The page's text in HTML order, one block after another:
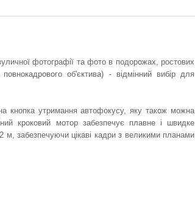
фотографії та фото в подорожах, ростових
об'єктива) - відмінний вибір для
кнопка утримання автофокусу, яку також можна
кроковий мотор забезпечує плавне і швидке
м, забезпечуючи цікаві кадри з великими планами